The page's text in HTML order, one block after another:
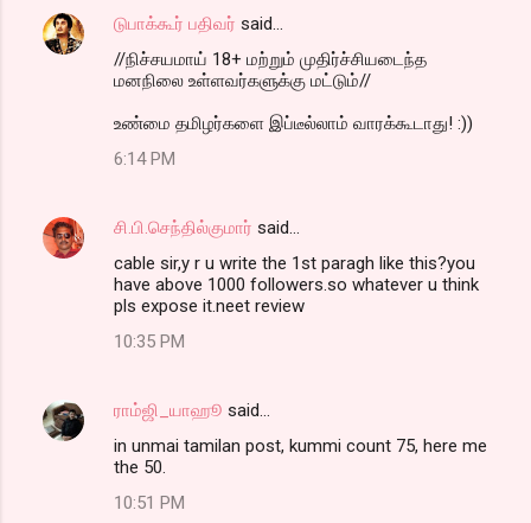
டுபாக்கூர் பதிவர் said…
//நிச்சயமாய் 18+ மற்றும் முதிர்ச்சியடைந்த
மனநிலை உள்ளவர்களுக்கு மட்டும்//
உண்மை தமிழர்களை இப்டீல்லாம் வாரக்கூடாது! :))
6:14 PM
சி.பி.செந்தில்குமார் said…
cable sir,y r u write the 1st paragh like this?you
have above 1000 followers.so whatever u think
pls expose it.neet review
10:35 PM
ராம்ஜி_யாஹூ said…
in unmai tamilan post, kummi count 75, here me
the 50.
10:51 PM